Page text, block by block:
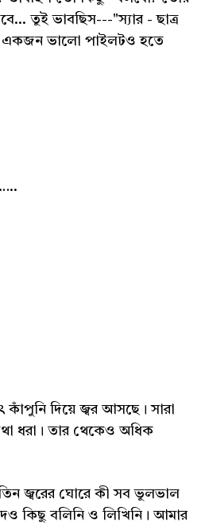
তুই ভাবছিস---"স্যার - ছাত্র
একজন ভালো পাইলটও হতে
দিয়ে জ্বর আসছে। সারা
ধরা। তার থেকেও অধিক
জ্বরের ঘোরে কী সব ভুলভাল
কিছু বলিনি ও লিখিনি। আমার